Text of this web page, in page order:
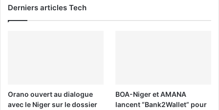
Derniers articles Tech
Orano ouvert au dialogue
avec le Niger sur le dossier
BOA-Niger et AMANA
lancent “Bank2Wallet” pour